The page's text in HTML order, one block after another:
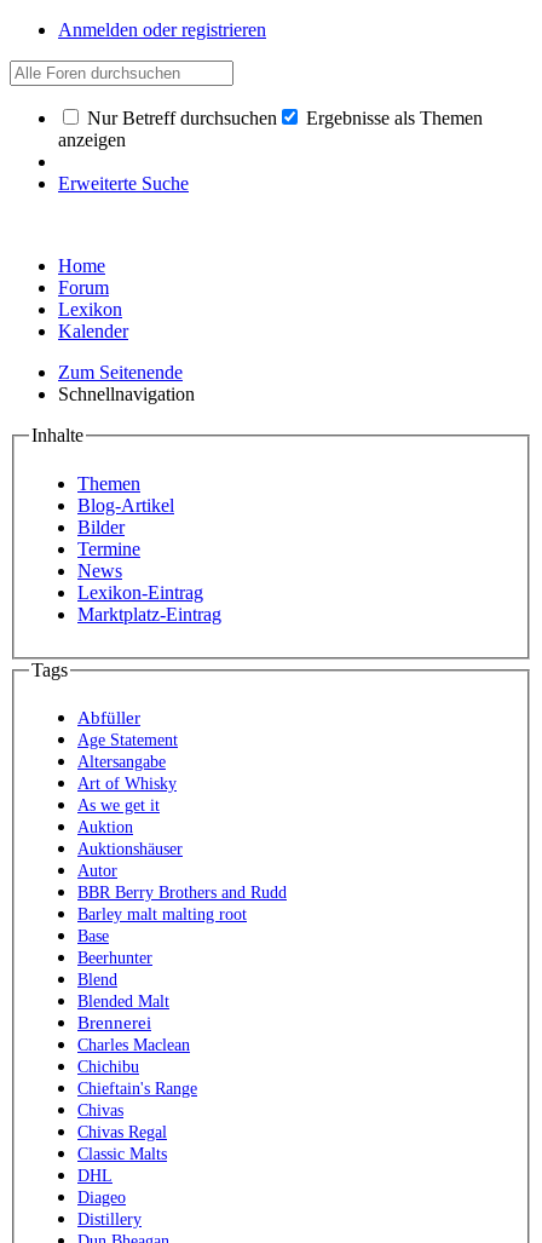
Anmelden oder registrieren
Nur Betreff durchsuchen
Ergebnisse als Themen
anzeigen
Erweiterte Suche
Home
Forum
Lexikon
Kalender
Zum Seitenende
Schnellnavigation
Inhalte
Themen
Blog-Artikel
Bilder
Termine
News
Lexikon-Eintrag
Marktplatz-Eintrag
Tags
Abfüller
Age Statement
Altersangabe
Art of Whisky
As we get it
Auktion
Auktionshäuser
Autor
BBR Berry Brothers and Rudd
Barley malt malting root
Base
Beerhunter
Blend
Blended Malt
Brennerei
Charles Maclean
Chichibu
Chieftain's Range
Chivas
Chivas Regal
Classic Malts
DHL
Diageo
Distillery